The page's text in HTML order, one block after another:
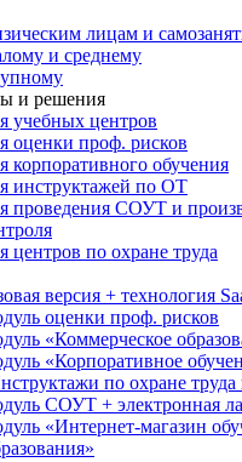
лицам и
и среднему
и решения
учебных центров
оценки проф. рисков
корпоративного обучения
инструктажей по ОТ
проведения СОУТ и
центров по охране труда
версия + технология
оценки проф. рисков
«Коммерческое
«Корпоративное
по охране
СОУТ + электронная
«Интернет-магазин